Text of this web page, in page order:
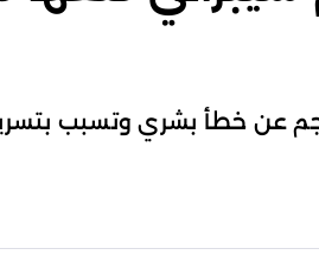
عن خطأ بشري وتسبب